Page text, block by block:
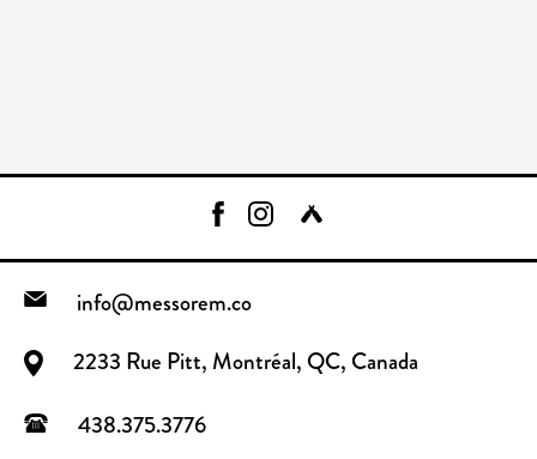
info@messorem.co
2233 Rue Pitt, Montréal, QC, Canada
438.375.3776